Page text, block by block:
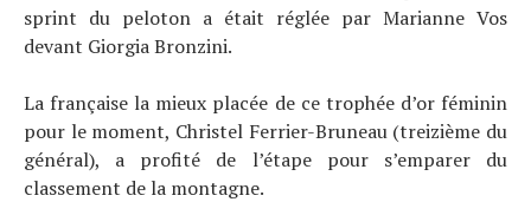
sprint du peloton a était réglée par Marianne Vos
devant Giorgia Bronzini.
La française la mieux placée de ce trophée d’or féminin
pour le moment, Christel Ferrier-Bruneau (treizième du
général), a profité de l’étape pour s’emparer du
classement de la montagne.